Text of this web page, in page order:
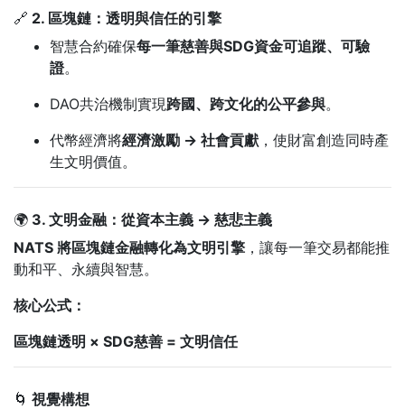
🔗 2. 區塊鏈：透明與信任的引擎
智慧合約確保每一筆慈善與SDG資金可追蹤、可驗
證。
DAO共治機制實現跨國、跨文化的公平參與。
代幣經濟將經濟激勵 → 社會貢獻 ，使財富創造同時產
生文明價值。
🌍 3. 文明金融：從資本主義 → 慈悲主義
NATS 將區塊鏈金融轉化為文明引擎 ，讓每一筆交易都能推
動和平、永續與智慧。
核心公式：
區塊鏈透明 × SDG慈善 = 文明信任
🌀 視覺構想